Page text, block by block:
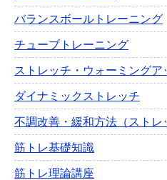
バランスボールトレーニング
チューブトレーニング
ストレッチ・ウォーミングア
ダイナミックストレッチ
不調改善・緩和方法（ストレ
筋トレ基礎知識
筋トレ理論講座